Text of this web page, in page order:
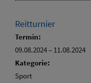
Reitturnier
Termin:
09.08.2024– 11.08.2024
Kategorie:
Sport